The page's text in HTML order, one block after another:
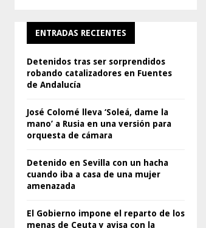
ENTRADAS RECIENTES
Detenidos tras ser sorprendidos
robando catalizadores en Fuentes
de Andalucía
José Colomé lleva ‘Soleá, dame la
mano’ a Rusia en una versión para
orquesta de cámara
Detenido en Sevilla con un hacha
cuando iba a casa de una mujer
amenazada
El Gobierno impone el reparto de los
menas de Ceuta y avisa con la